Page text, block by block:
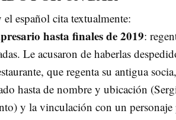
español cita textualmente:
hasta finales de 2019:
Le acusaron de haberlas
que regenta su antigua
hasta de nombre y ubicación
y la vinculación con un